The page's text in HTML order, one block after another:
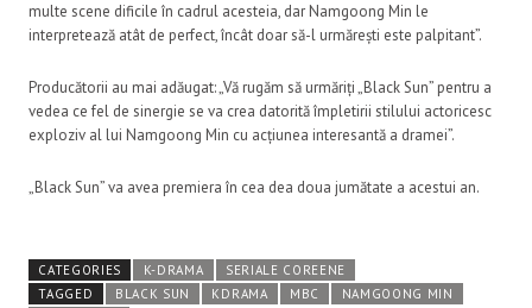
multe scene dificile în cadrul acesteia, dar Namgoong Min le
interpretează atât de perfect, încât doar să-l urmărești este palpitant”.
Producătorii au mai adăugat: „Vă rugăm să urmăriți „Black Sun” pentru a
vedea ce fel de sinergie se va crea datorită împletirii stilului actoricesc
exploziv al lui Namgoong Min cu acțiunea interesantă a dramei”.
„Black Sun” va avea premiera în cea dea doua jumătate a acestui an.
CATEGORIES K-DRAMA
SERIALE COREENE
TAGGED
BLACK SUN KDRAMA MBC
NAMGOONG MIN